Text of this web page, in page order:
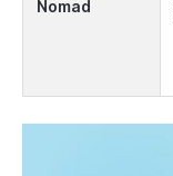
Nomad